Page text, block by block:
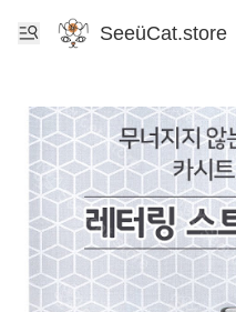
SeeüCat.store